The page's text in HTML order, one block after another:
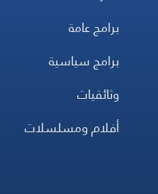
برامج عامة
برامج سياسية
وثائقيات
أفلام ومسلسلات